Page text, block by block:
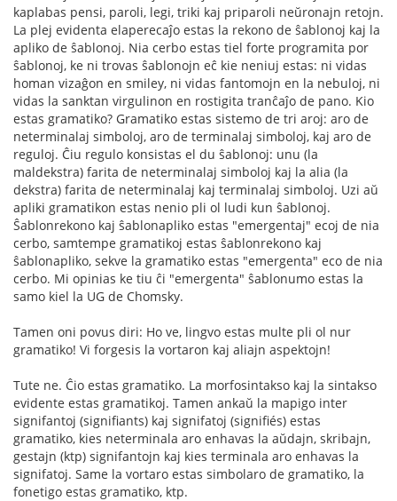
kaplabas pensi, paroli, legi, triki kaj priparoli neŭronajn retojn.
La plej evidenta elaperecaĵo estas la rekono de ŝablonoj kaj la
apliko de ŝablonoj. Nia cerbo estas tiel forte programita por
ŝablonoj, ke ni trovas ŝablonojn eĉ kie neniuj estas: ni vidas
homan vizaĝon en smiley, ni vidas fantomojn en la nebuloj, ni
vidas la sanktan virgulinon en rostigita tranĉaĵo de pano. Kio
estas gramatiko? Gramatiko estas sistemo de tri aroj: aro de
neterminalaj simboloj, aro de terminalaj simboloj, kaj aro de
reguloj. Ĉiu regulo konsistas el du ŝablonoj: unu (la
maldekstra) farita de neterminalaj simboloj kaj la alia (la
dekstra) farita de neterminalaj kaj terminalaj simboloj. Uzi aŭ
apliki gramatikon estas nenio pli ol ludi kun ŝablonoj.
Ŝablonrekono kaj ŝablonapliko estas "emergentaj" ecoj de nia
cerbo, samtempe gramatikoj estas ŝablonrekono kaj
ŝablonapliko, sekve la gramatiko estas "emergenta" eco de nia
cerbo. Mi opinias ke tiu ĉi "emergenta" ŝablonumo estas la
samo kiel la UG de Chomsky.
Tamen oni povus diri: Ho ve, lingvo estas multe pli ol nur
gramatiko! Vi forgesis la vortaron kaj aliajn aspektojn!
Tute ne. Ĉio estas gramatiko. La morfosintakso kaj la sintakso
evidente estas gramatikoj. Tamen ankaŭ la mapigo inter
signifantoj (signifiants) kaj signifatoj (signifiés) estas
gramatiko, kies neterminala aro enhavas la aŭdajn, skribajn,
gestajn (ktp) signifantojn kaj kies terminala aro enhavas la
signifatoj. Same la vortaro estas simbolaro de gramatiko, la
fonetigo estas gramatiko, ktp.